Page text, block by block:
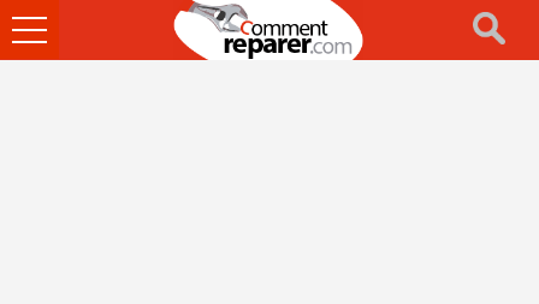
Ouvrir
le